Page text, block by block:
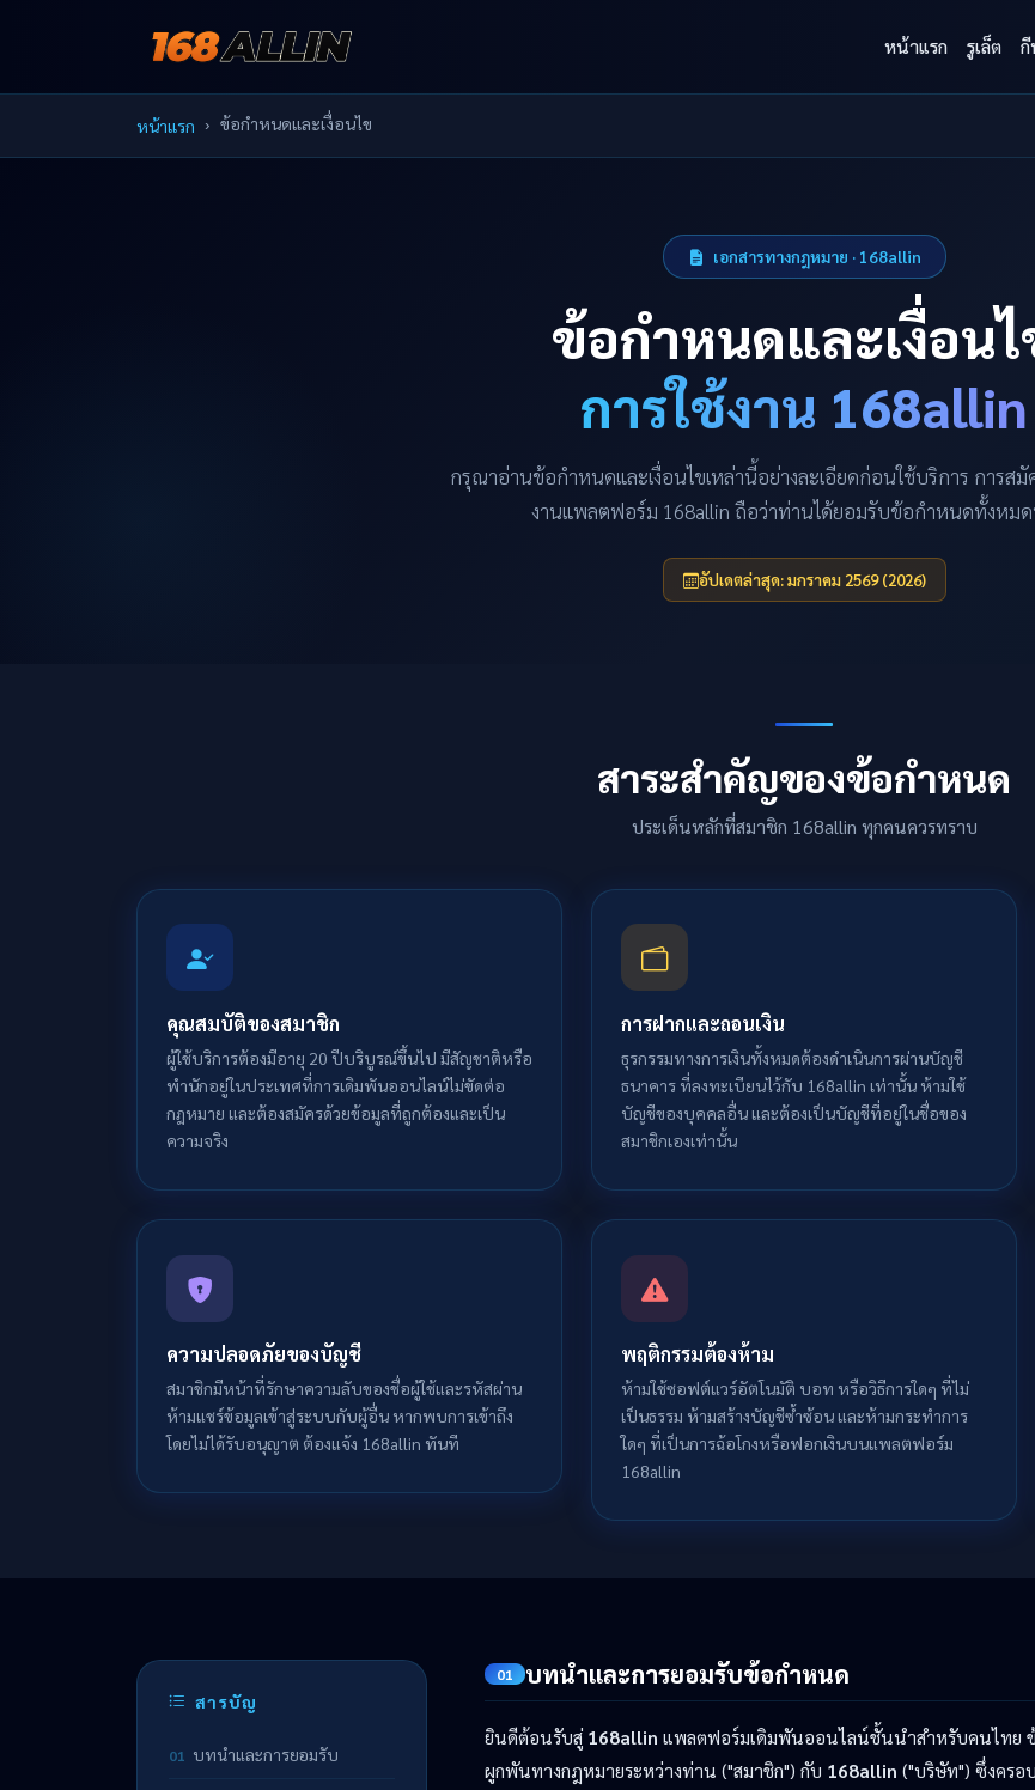
หน้าแรก รูเล็ต
หน้าแรก ข้อกำหนดและเงื่อนไข
เอกสารทางกฎหมาย · 168allin
ข้อกำหนดและเงื่อน
การใช้งาน 168allin
กรุณาอ่านข้อกำหนดและเงื่อนไขเหล่านี้อย่างละเอียดก่อนใช้บริการ การส
งานแพลตฟอร์ม 168allin ถือว่าท่านได้ยอมรับข้อกำหนดทั้งหม
อัปเดตล่าสุด: มกราคม 2569 (2026)
สาระสำคัญของข้อกำหนด
ประเด็นหลักที่สมาชิก 168allin ทุกคนควรทราบ
คุณสมบัติของสมาชิก
ผู้ใช้บริการต้องมีอายุ 20 ปีบริบูรณ์ขึ้นไป มีสัญชาติหรือ
พำนักอยู่ในประเทศที่การเดิมพันออนไลน์ไม่ขัดต่อ
กฎหมาย และต้องสมัครด้วยข้อมูลที่ถูกต้องและเป็น
ความจริง
การฝากและถอนเงิน
ธุรกรรมทางการเงินทั้งหมดต้องดำเนินการผ่านบัญชี
ธนาคาร ที่ลงทะเบียนไว้กับ 168allin เท่านั้น ห้ามใช้
บัญชีของบุคคลอื่น และต้องเป็นบัญชีที่อยู่ในชื่อของ
สมาชิกเองเท่านั้น
ความปลอดภัยของบัญชี
สมาชิกมีหน้าที่รักษาความลับของชื่อผู้ใช้และรหัสผ่าน
ห้ามแชร์ข้อมูลเข้าสู่ระบบกับผู้อื่น หากพบการเข้าถึง
โดยไม่ได้รับอนุญาต ต้องแจ้ง 168allin ทันที
พฤติกรรมต้องห้าม
ห้ามใช้ซอฟต์แวร์อัตโนมัติ บอท หรือวิธีการใดๆ ที่ไม่
เป็นธรรม ห้ามสร้างบัญชีซ้ำซ้อน และห้ามกระทำการ
ใดๆ ที่เป็นการฉ้อโกงหรือฟอกเงินบนแพลตฟอร์ม
168allin
สารบัญ
01 บทนำและการยอมรับ
01 บทนำและการยอมรับข้อกำหนด
ยินดีต้อนรับสู่ 168allin แพลตฟอร์มเดิมพันออนไลน์ชั้นนำสำหรับคนไทย
ผูกพันทางกฎหมายระหว่างท่าน ("สมาชิก") กับ 168allin ("บริษัท") ซึ่งครอ